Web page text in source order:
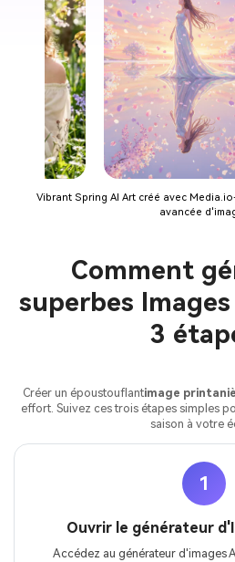
Vibrant Spring AI Art créé avec
avancée
Comment
superbes
3
Créer un époustouflantimage
effort. Suivez ces trois étapes simples
saison à votre
1
Ouvrir le générateur
Accédez au générateur d'images